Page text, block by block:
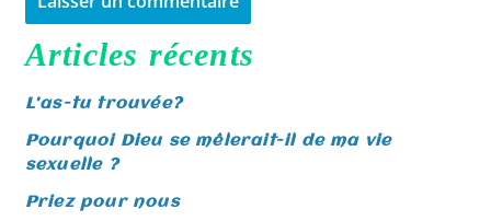
A
l
t
e
r
n
Articles récents
L’as-tu trouvée?
Pourquoi Dieu se mêlerait-il de ma vie
sexuelle ?
Priez pour nous